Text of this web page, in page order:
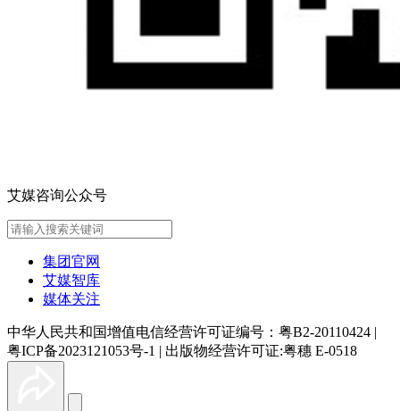
艾媒咨询公众号
集团官网
艾媒智库
媒体关注
中华人民共和国增值电信经营许可证编号：粤B2-20110424 |
粤ICP备2023121053号-1 | 出版物经营许可证:粤穗 E-0518